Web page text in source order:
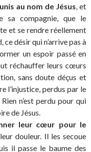
au nom de Jésus, et
sa compagnie, que le
et se rendre réellement
désir qui n’arrive pas à
un espoir passé en
réchauffer leurs cœurs
sans doute déçus et
l’injustice, perdus par le
n’est perdu pour qui
de Jésus.
leur cœur pour le
douleur. Il les secoue
il passe le baume des